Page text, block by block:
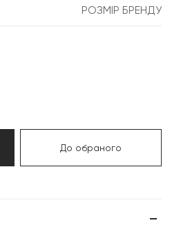
РОЗМІР БРЕНДУ
До обраного